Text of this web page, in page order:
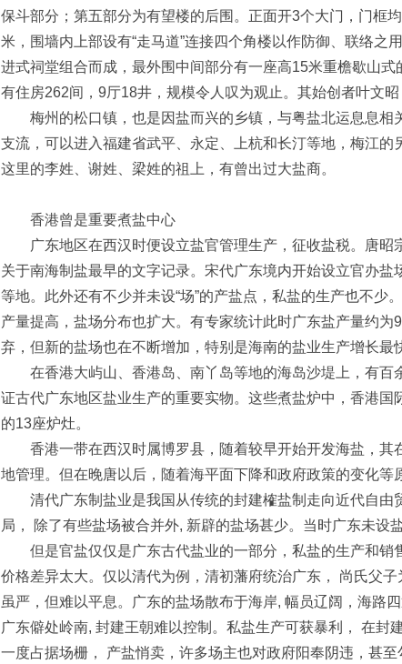
保斗部分；第五部分为有望楼的后围。正面开3个大门，门框
米，围墙内上部设有“走马道”连接四个角楼以作防御、联络之
进式祠堂组合而成，最外围中间部分有一座高15米重檐歇山
有住房262间，9厅18井，规模令人叹为观止。其始创者叶文昭
梅州的松口镇，也是因盐而兴的乡镇，与粤盐北运息息相
支流，可以进入福建省武平、永定、上杭和长汀等地，梅江
这里的李姓、谢姓、梁姓的祖上，有曾出过大盐商。
香港曾是重要煮盐中心
广东地区在西汉时便设立盐官管理生产，征收盐税。唐昭
关于南海制盐最早的文字记录。宋代广东境内开始设立官办
等地。此外还有不少并未设“场”的产盐点，私盐的生产也不少
产量提高，盐场分布也扩大。有专家统计此时广东盐产量约
弃，但新的盐场也在不断增加，特别是海南的盐业生产增长最
在香港大屿山、香港岛、南丫岛等地的海岛沙堤上，有百
证古代广东地区盐业生产的重要实物。这些煮盐炉中，香港
的13座炉灶。
香港一带在西汉时属博罗县，随着较早开始开发海盐，其
地管理。但在晚唐以后，随着海平面下降和政府政策的变化等
清代广东制盐业是我国从传统的封建榷盐制走向近代自由
局， 除了有些盐场被合并外, 新辟的盐场甚少。当时广东未设
但是官盐仅仅是广东古代盐业的一部分，私盐的生产和销
价格差异太大。仅以清代为例，清初藩府统治广东， 尚氏父
虽严，但难以平息。广东的盐场散布于海岸, 幅员辽阔，海路
广东僻处岭南, 封建王朝难以控制。私盐生产可获暴利， 在
一度占据场栅， 产盐悄卖，许多场主也对政府阳奉阴违，甚